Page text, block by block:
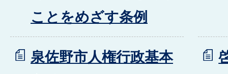
ことをめざす条例
泉佐野市人権行政基本